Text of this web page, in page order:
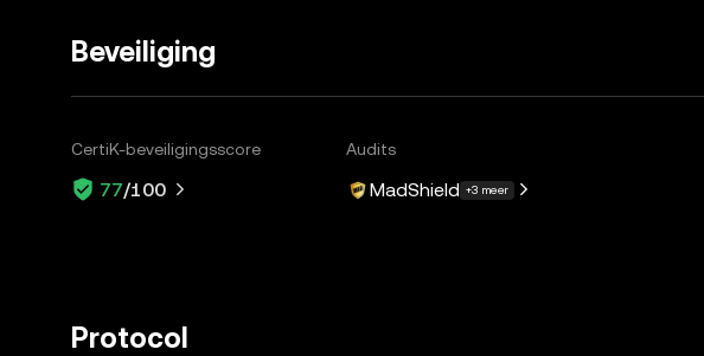
Beveiliging
CertiK-beveiligingsscore
77/100
Audits
MadShield +3 meer
Protocol